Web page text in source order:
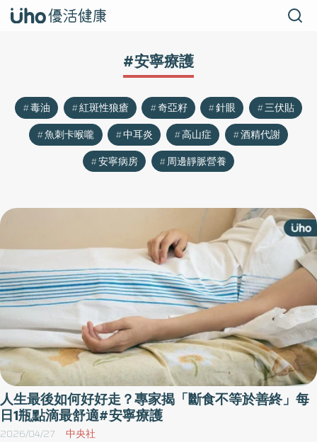
#安寧療護
毒油 紅斑性狼瘡 奇亞籽 針眼
三伏貼
魚刺卡喉嚨
中耳炎 高山症
酒精代謝
安寧病房
周邊靜脈營養
人生最後如何好好走？專家揭「斷食不等於善終」每
日1瓶點滴最舒適#安寧療護
2026/04/27 中央社